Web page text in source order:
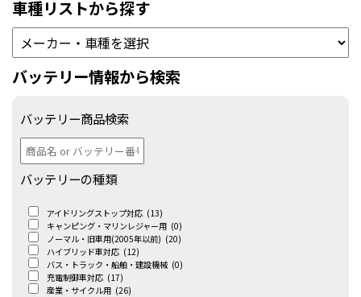
車種リストから探す
バッテリー情報から検索
バッテリー商品検索
バッテリーの種類
アイドリングストップ対応 (13)
キャンピング・マリンレジャー用 (0)
ノーマル・旧車用(2005年以前) (20)
ハイブリッド車対応 (12)
バス・トラック・船舶・建設機械 (0)
充電制御車対応 (17)
産業・サイクル用 (26)